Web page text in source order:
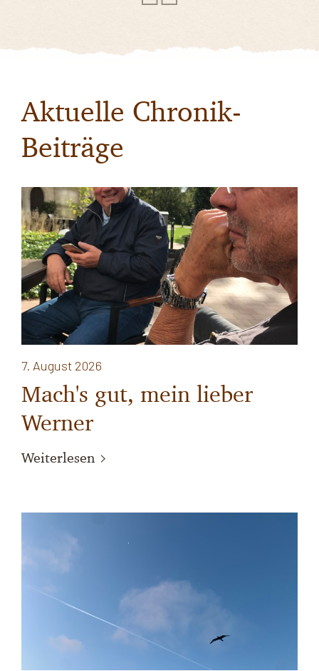
Aktuelle Chronik-
Beiträge
7. August 2026
Mach's gut, mein lieber
Werner
Weiterlesen